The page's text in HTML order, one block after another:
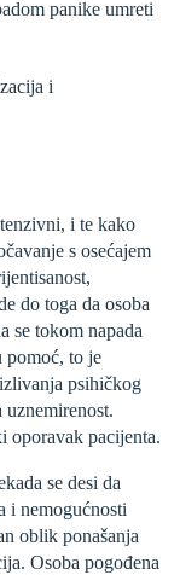
panike umreti
i
i te kako
s osećajem
do toga da osoba
se tokom napada
pomoć, to je
psihičkog
uznemirenost.
oporavak pacijenta.
se desi da
i nemogućnosti
oblik ponašanja
Osoba pogođena